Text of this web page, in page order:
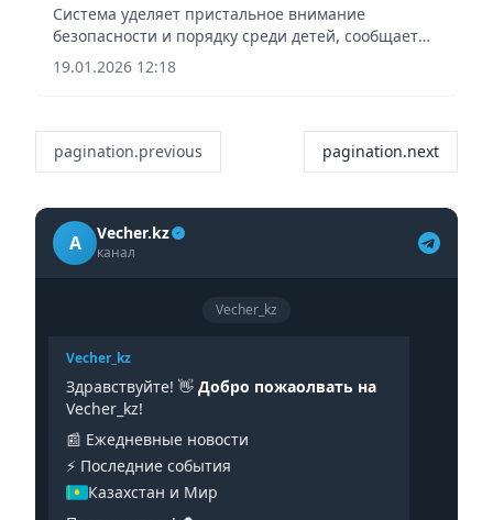
Система уделяет пристальное внимание
безопасности и порядку среди детей, сообщает
Vecher.kz.
19.01.2026 12:18
pagination.previous pagination.next
A Vecher.kz
канал
Vecher_kz
Vecher_kz
Здравствуйте! 👋 Добро пожаолвать на
Vecher_kz!
📰 Ежедневные новости
⚡️ Последние события
Казахстан и Мир